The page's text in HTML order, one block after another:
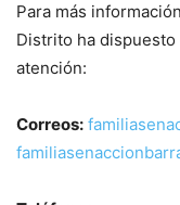
Para más
Distrito ha
atención:
Correos: